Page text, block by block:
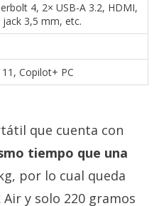
4, 2× USB-A 3.2, HDMI,
3,5 mm, etc.
Copilot+ PC
que cuenta con
tiempo que una
por lo cual queda
y solo 220 gramos